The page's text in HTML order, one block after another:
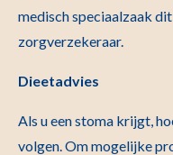
medisch speciaalzaak
zorgverzekeraar.
Dieetadvies
Als u een stoma krijgt,
volgen. Om mogelijke